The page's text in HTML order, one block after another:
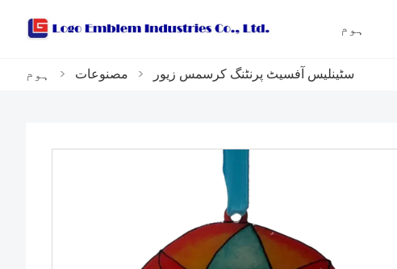
ہوم
ہوم > مصنوعات > سٹینلیس آفسیٹ پرنٹنگ کرسمس زیور